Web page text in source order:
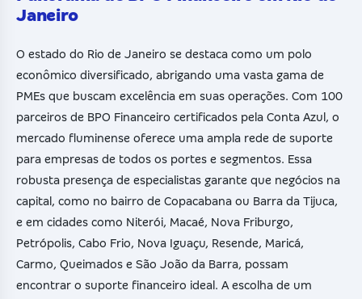
Janeiro
O estado do Rio de Janeiro se destaca como um polo
econômico diversificado, abrigando uma vasta gama de
PMEs que buscam excelência em suas operações. Com 100
parceiros de BPO Financeiro certificados pela Conta Azul, o
mercado fluminense oferece uma ampla rede de suporte
para empresas de todos os portes e segmentos. Essa
robusta presença de especialistas garante que negócios na
capital, como no bairro de Copacabana ou Barra da Tijuca,
e em cidades como Niterói, Macaé, Nova Friburgo,
Petrópolis, Cabo Frio, Nova Iguaçu, Resende, Maricá,
Carmo, Queimados e São João da Barra, possam
encontrar o suporte financeiro ideal. A escolha de um